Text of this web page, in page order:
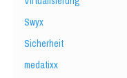
Swyx
Sicherheit
medatixx